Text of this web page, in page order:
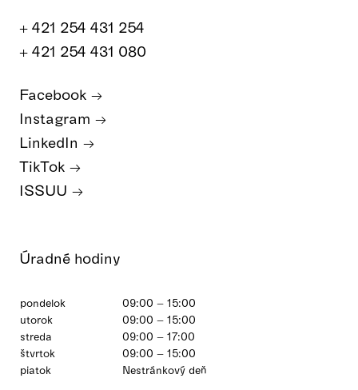
Úradné hodiny
pondelok
09:00 – 15:00
utorok
09:00 – 15:00
streda
09:00 – 17:00
štvrtok
09:00 – 15:00
piatok
Nestránkový deň
+ 421 254 431 254
+ 421 254 431 080
Facebook
Instagram
LinkedIn
TikTok
ISSUU